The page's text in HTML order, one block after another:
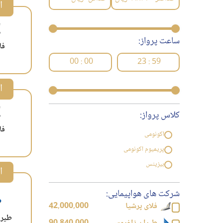
ساعت پرواز:
23 : 59
00 : 00
کلاس پرواز:
اکونومی
پریمیوم اکونومی
بیزینس
شرکت های هواپیمایی:
فلای پرشیا
42,000,000